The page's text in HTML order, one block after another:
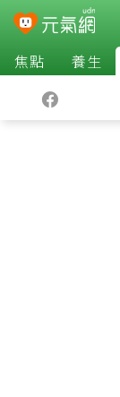
焦點 養生